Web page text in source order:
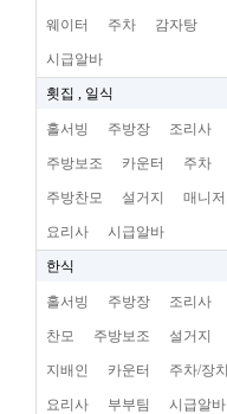
웨이터 주차 감자탕
시급알바
횟집 , 일식
홀서빙 주방장 조리사
주방보조 카운터 주차
주방찬모 설거지 매니저
요리사 시급알바
한식
홀서빙 주방장 조리사
찬모 주방보조 설거지
지배인 카운터 주차/장치
요리사 부부팀 시급알바